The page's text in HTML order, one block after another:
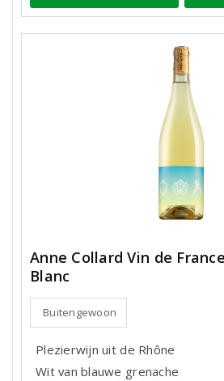
Anne Collard Vin de
Blanc
Buitengewoon
Plezierwijn uit de Rhône
Wit van blauwe grenache